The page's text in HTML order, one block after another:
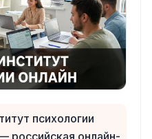
психологии
российская онлайн-